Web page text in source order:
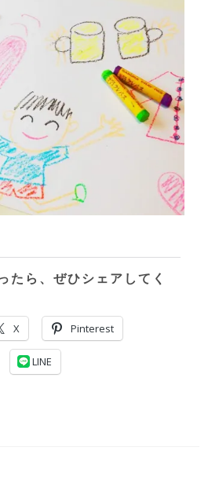
たら、ぜひシェアしてく
X Pinterest
LINE